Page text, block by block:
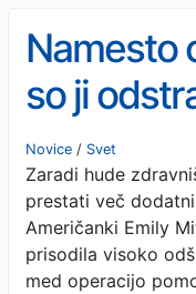
Namesto
so ji
mehur!
prisodilo
Novice / Svet
Zaradi hude
prestati več
Američanki Emily
prisodila visoko
med operacijo